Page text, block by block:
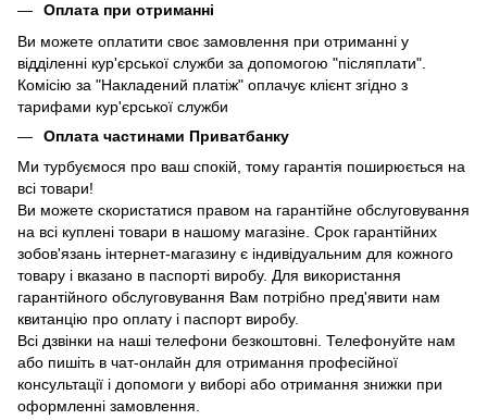
Оплата при отриманні
Ви можете оплатити своє замовлення при отриманні у
відділенні кур'єрської служби за допомогою "післяплати".
Комісію за "Накладений платіж" оплачує клієнт згідно з
тарифами кур'єрської служби
Оплата частинами Приватбанку
Ми турбуємося про ваш спокій, тому гарантія поширюється на
всі товари!
Ви можете скористатися правом на гарантійне обслуговування
на всі куплені товари в нашому магазіне. Срок гарантійних
зобов'язань інтернет-магазину є індивідуальним для кожного
товару і вказано в паспорті виробу. Для використання
гарантійного обслуговування Вам потрібно пред'явити нам
квитанцію про оплату і паспорт виробу.
Всі дзвінки на наші телефони безкоштовні. Телефонуйте нам
або пишіть в чат-онлайн для отримання професійної
консультації і допомоги у виборі або отримання знижки при
оформленні замовлення.